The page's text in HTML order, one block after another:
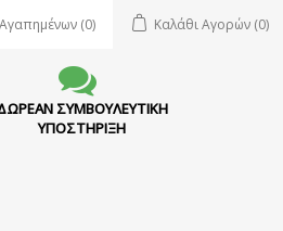
(0) Καλάθι Αγορών (0)
ΣΥΜΒΟΥΛΕΥΤΙΚΗ
ΥΠΟΣΤΗΡΙΞΗ